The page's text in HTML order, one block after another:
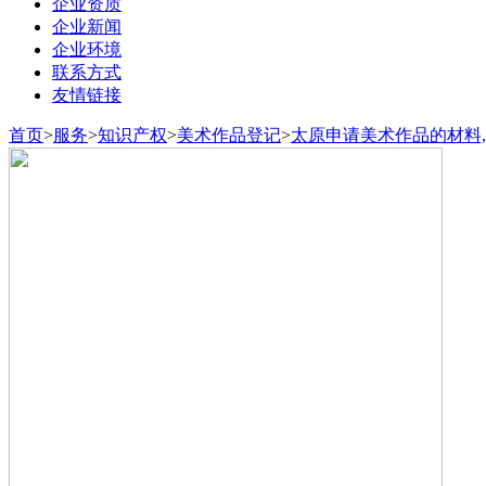
企业资质
企业新闻
企业环境
联系方式
友情链接
首页>服务>知识产权>美术作品登记>太原申请美术作品的材